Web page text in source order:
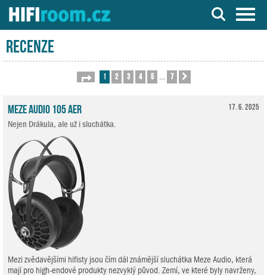
Server o Hi-Fi a AV technice
Recenze
Stránka 1z
1 2 3 4 5 7
17. 6. 2025
Meze Audio 105 AER
Nejen Drákula, ale už i sluchátka.
Mezi zvědavějšími hifisty jsou čím dál známější sluchátka Meze Audio, která
mají pro high-endové produkty nezvyklý původ. Zemí, ve které byly navrženy,